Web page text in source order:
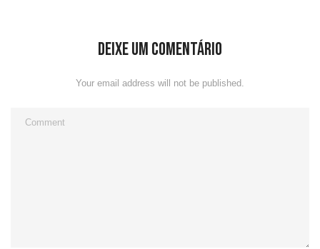
Deixe um comentário
Your email address will not be published.